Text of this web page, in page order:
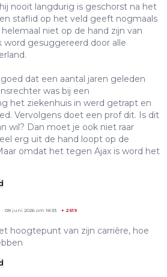
nooit langdurig is geschorst na het
staflid op het veld geeft nogmaals
niet op de hand zijn van
word gesuggereerd door alle
dat een aantal jaren geleden
was bij een
het ziekenhuis in werd getrapt en
Vervolgens doet een prof dit. Is dit
wil? Dan moet je ook niet raar
erg uit de hand loopt op de
omdat het tegen Ajax is word het
08 juni 2026 om 18:33 + 2619
hoogtepunt van zijn carrière, hoe